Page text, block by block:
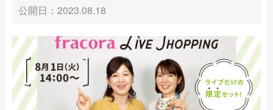
公開日：2023.08.18